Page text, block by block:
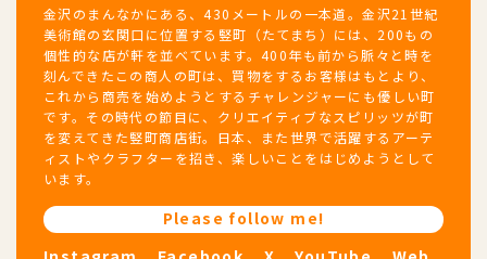
金沢のまんなかにある、430メートルの一本道。金沢21世紀
美術館の玄関口に位置する竪町（たてまち）には、200もの
個性的な店が軒を並べています。400年も前から脈々と時を
刻んできたこの商人の町は、買物をするお客様はもとより、
これから商売を始めようとするチャレンジャーにも優しい町
です。その時代の節目に、クリエイティブなスピリッツが町
を変えてきた竪町商店街。日本、また世界で活躍するアーテ
ィストやクラフターを招き、楽しいことをはじめようとして
います。
Please follow me!